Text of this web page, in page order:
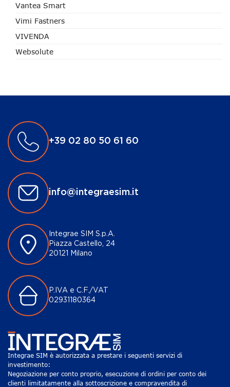
Vantea Smart
Vimi Fastners
VIVENDA
Websolute
+39 02 80 50 61 60
info@integraesim.it
Integrae SIM S.p.A.
Piazza Castello, 24
20121 Milano
P.IVA e C.F./VAT
02931180364
Integrae SIM è autorizzata a prestare i seguenti servizi di
investimento:
Negoziazione per conto proprio, esecuzione di ordini per conto dei
clienti limitatamente alla sottoscrizione e compravendita di